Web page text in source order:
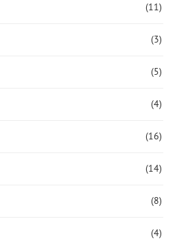
(11)
(3)
(5)
(4)
(16)
(14)
(8)
(4)